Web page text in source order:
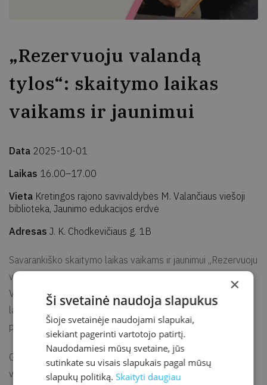
„Rezervuoju valandą
tylos“: skaitymo laikas
vaikams ir jaunimui
Data 2025-10-01
Laikas 16.00–17.00
Vieta Kretingos rajono savivaldybės M. Valančiaus viešoji
biblioteka, Jaunimo edukacijos erdvė
Adresas J. K. Chodkevičiaus g. 1B
Savarankiško skaitymo laikas vaikams ir jaunimui „Rezervuoju
valandą tylos“ – tai kvietimas skirti valandą tik sau ir knygai.
Vaikų ir jaunimo edukacijos erdvėse laukia ramybės kupinas
laikas, kviečiantis atsitraukti nuo kasdienio šurmulio ir
pasinerti į istorijas, slypinčias knygos puslapiuose.
Galite atsinešti savo mėgstamą knygą arba išsirinkti naują
vietoje – svarbiausia, kad tai būtų metas, kai skaitymas
×
Ši svetainė naudoja slapukus
Šioje svetainėje naudojami slapukai,
siekiant pagerinti vartotojo patirtį.
Naudodamiesi mūsų svetaine, jūs
sutinkate su visais slapukais pagal mūsų
slapukų politiką.Skaityti daugiau